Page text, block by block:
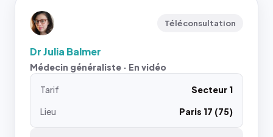
Téléconsultation
Dr Julia Balmer
Médecin généraliste · En vidéo
Tarif
Secteur 1
Lieu
Paris 17 (75)